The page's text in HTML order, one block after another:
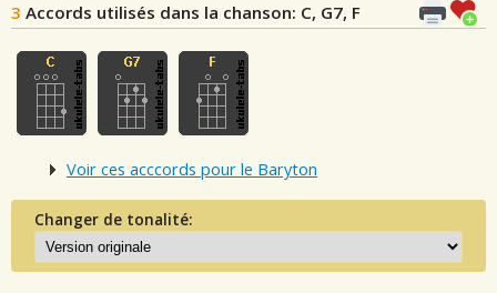
3 Accords utilisés dans la chanson: C, G7, F
Voir ces acccords pour le Baryton
Changer de tonalité: